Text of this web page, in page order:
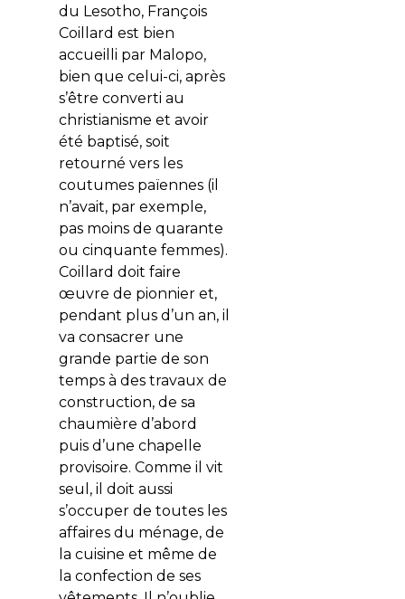
du Lesotho, François
Coillard est bien
accueilli par Malopo,
bien que celui-ci, après
s’être converti au
christianisme et avoir
été baptisé, soit
retourné vers les
coutumes païennes (il
n’avait, par exemple,
pas moins de quarante
ou cinquante femmes).
Coillard doit faire
œuvre de pionnier et,
pendant plus d’un an, il
va consacrer une
grande partie de son
temps à des travaux de
construction, de sa
chaumière d’abord
puis d’une chapelle
provisoire. Comme il vit
seul, il doit aussi
s’occuper de toutes les
affaires du ménage, de
la cuisine et même de
la confection de ses